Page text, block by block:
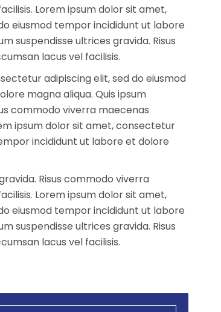
Lorem ipsum dolor sit amet,
eiusmod tempor incididunt ut labore
suspendisse ultrices gravida. Risus
lacus vel facilisis.
adipiscing elit, sed do eiusmod
magna aliqua. Quis ipsum
commodo viverra maecenas
ipsum dolor sit amet, consectetur
incididunt ut labore et dolore
Risus commodo viverra
Lorem ipsum dolor sit amet,
eiusmod tempor incididunt ut labore
suspendisse ultrices gravida. Risus
lacus vel facilisis.